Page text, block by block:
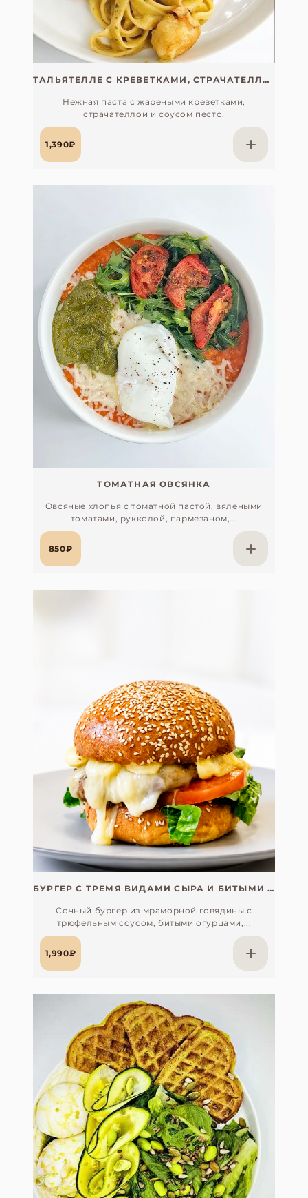
ТАЛЬЯТЕЛЛЕ С КРЕВЕТКАМИ, СТРАЧАТЕЛЛОЙ И ПЕСТО
Нежная паста с жареными креветками,
страчателлой и соусом песто.
1,390₽
ТОМАТНАЯ ОВСЯНКА
Овсяные хлопья с томатной пастой, вялеными
томатами, рукколой, пармезаном,...
850₽
БУРГЕР С ТРЕМЯ ВИДАМИ СЫРА И БИТЫМИ ОГУРЦАМИ (КЛАССИЧЕСКАЯ БУЛОЧКА)
Сочный бургер из мраморной говядины с
трюфельным соусом, битыми огурцами,...
1,990₽